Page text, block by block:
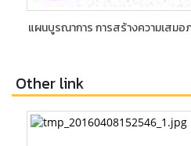
แผนบูรณาการ การสร้างความเสม
Other link